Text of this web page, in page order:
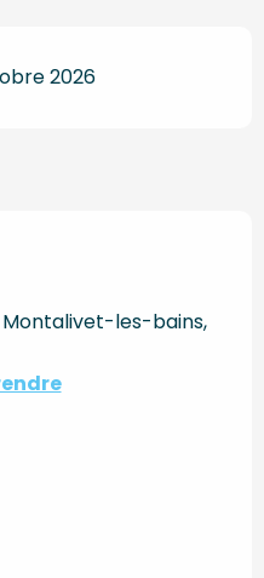
2026
Montalivet-les-bains,